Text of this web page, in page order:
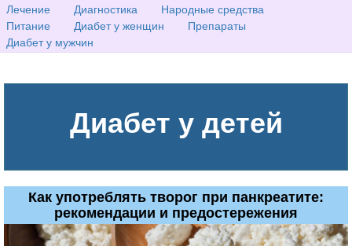
Лечение Диагностика
Народные средства
Питание
Диабет у женщин
Препараты
Диабет у мужчин
Диабет у детей
Как употреблять творог при панкреатите:
рекомендации и предостережения